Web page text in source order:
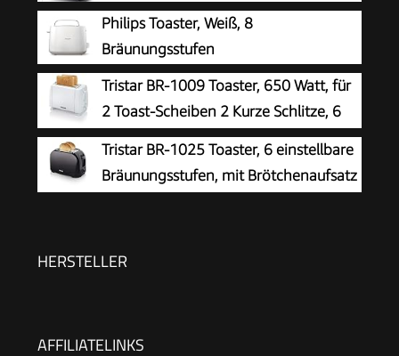
Edelstahl Toaster zum Toasten,
Auftauen und Erwärmen, 800 W,steel, AT 2589
Philips Toaster, Weiß, 8
Bräunungsstufen
Tristar BR-1009 Toaster, 650 Watt, für
2 Toast-Scheiben 2 Kurze Schlitze, 6
Bräunungsstufen und
Aufwärmfunktion für Brötchen – Weiß
Tristar BR-1025 Toaster, 6 einstellbare
Bräunungsstufen, mit Brötchenaufsatz
HERSTELLER
AFFILIATELINKS